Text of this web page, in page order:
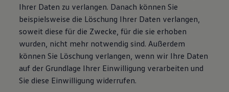
Ihrer Daten zu verlangen. Danach können Sie
beispielsweise die Löschung Ihrer Daten verlangen,
soweit diese für die Zwecke, für die sie erhoben
wurden, nicht mehr notwendig sind. Außerdem
können Sie Löschung verlangen, wenn wir Ihre Daten
auf der Grundlage Ihrer Einwilligung verarbeiten und
Sie diese Einwilligung widerrufen.